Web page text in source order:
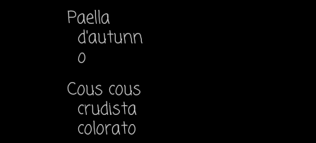
Paella
d'autunn
o
Cous cous
crudista
colorato